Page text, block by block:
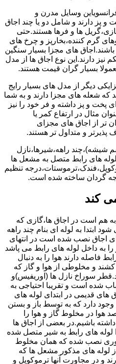
وسایل مدرن و
و پز دارند و شامل دو یا چند اجاق
ها و فرها هستند.حتی
گرم کننده،بخارپز و چرخ های
های مجزا بسیار سنگین
دارند.این نوع اجاق ها از مدل
بسیار گران قیمت هستند.
دیگر از مدل های بسیار رایج
که شعله های مجزا دارند و به شما
پخت و پز داشته و فر خود را نیز
مثال در ارتفاع کمر یا
تر از اجاق های مجزای
پذیرتر و متداول تر هستند.
شیشه)،چند راهه،شیرها،نازل
های رابط متصل به مشعل ها
تنظیم
گردان ساخته شده است.
کند
هم است در اجاق ها،گازی که
ابتدا به لوله ای بنام چند راهه
اجاق نصب شده است در انتهای
را به داخل لوله های رابط می پاشد
فاصله دارند هوا را به دنبال
و مخلوطی از هوا و گاز که
سوراخ نازل ها (اوریفیس)و
شده است و تقریبا احتیاجی به
های قدیمی در ابتدای لوله های
دارد که به توسط باز و بستن
در مخلوط گاز و هوا را
باشیم.در بعضی از اجاق ها
لوله های رابط به شیر متصل شده
نصب شده که همان مخلوط
لوله های مذکور مشعل ها که
و در مجاورت آنها ترموکوپل و